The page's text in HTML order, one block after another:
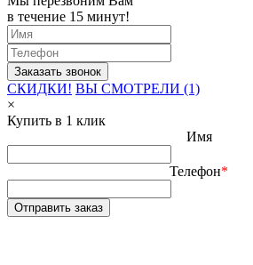
в течение 15 минут!
СКИДКИ! ВЫ СМОТРЕЛИ (1)
×
Купить в 1 клик
Имя
Телефон*
Отправить заказ